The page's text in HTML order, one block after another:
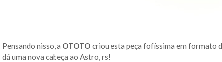
Pensando nisso, a OTOTO criou esta peça fofíssima em formato
dá uma nova cabeça ao Astro, rs!